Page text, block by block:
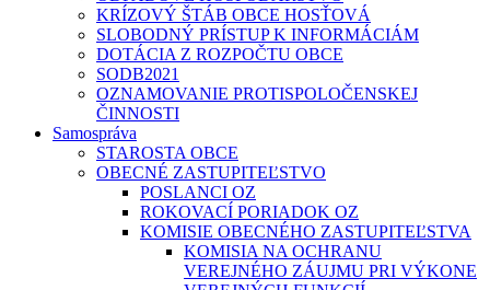
KRÍZOVÝ ŠTÁB OBCE HOSŤOVÁ
SLOBODNÝ PRÍSTUP K INFORMÁCIÁM
DOTÁCIA Z ROZPOČTU OBCE
SODB2021
OZNAMOVANIE PROTISPOLOČENSKEJ
ČINNOSTI
Samospráva
STAROSTA OBCE
OBECNÉ ZASTUPITEĽSTVO
POSLANCI OZ
ROKOVACÍ PORIADOK OZ
KOMISIE OBECNÉHO ZASTUPITEĽSTVA
KOMISIA NA OCHRANU
VEREJNÉHO ZÁUJMU PRI VÝKONE